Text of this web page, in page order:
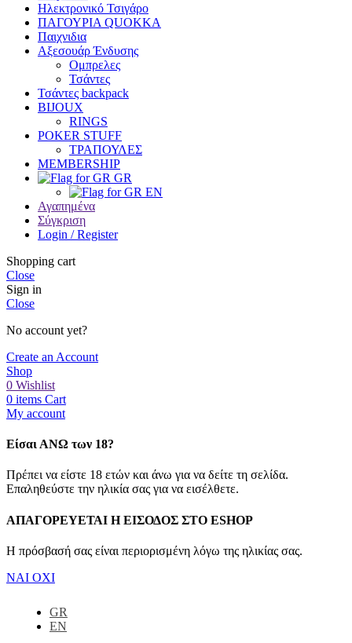
Ηλεκτρονικό Τσιγάρο
ΠΑΓΟΥΡΙΑ QUOKKA
Παιχνιδια
Αξεσουάρ Ένδυσης
Oμπρελες
Τσάντες
Τσάντες backpack
BIJOUX
RINGS
POKER STUFF
ΤΡΑΠΟΥΛΕΣ
MEMBERSHIP
GR
EN
Αγαπημένα
Σύγκριση
Login / Register
Shopping cart
Close
Sign in
Close
No account yet?
Create an Account
Shop
0 Wishlist
0 items Cart
My account
Είσαι ΑΝΩ των 18?
Πρέπει να είστε 18 ετών και άνω για να δείτε τη σελίδα.
Επαληθεύστε την ηλικία σας για να εισέλθετε.
ΑΠΑΓΟΡΕΥΕΤΑΙ Η ΕΙΣΟΔΟΣ ΣΤO ESHOP
Η πρόσβασή σας είναι περιορισμένη λόγω της ηλικίας σας.
ΝΑΙ ΟΧΙ
GR
EN